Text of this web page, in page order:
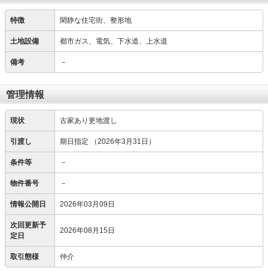
特徴 閑静な住宅街、整形地
土地設備 都市ガス、電気、下水道、上水道
備考 －
管理情報
現状 古家あり更地渡し
引渡し 期日指定 （2026年3月31日）
条件等 －
物件番号 －
情報公開日 2026年03月09日
次回更新予
定日
2026年08月15日
取引態様 仲介